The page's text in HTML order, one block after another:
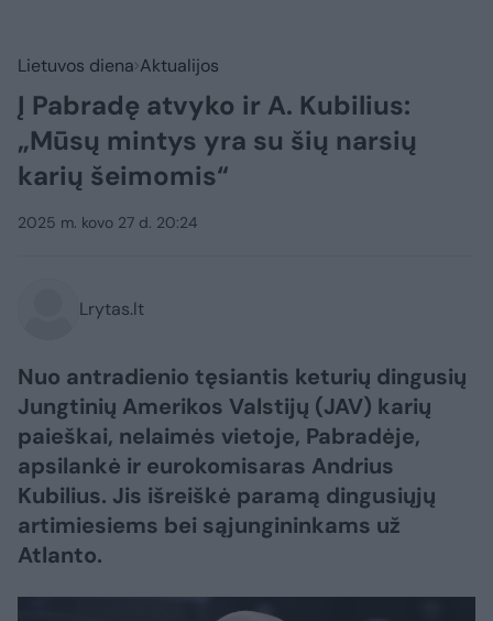
Lietuvos diena Aktualijos
Į Pabradę atvyko ir A. Kubilius:
„Mūsų mintys yra su šių narsių
karių šeimomis“
2025 m. kovo 27 d. 20:24
Lrytas.lt
Nuo antradienio tęsiantis keturių dingusių
Jungtinių Amerikos Valstijų (JAV) karių
paieškai, nelaimės vietoje, Pabradėje,
apsilankė ir eurokomisaras Andrius
Kubilius. Jis išreiškė paramą dingusiųjų
artimiesiems bei sąjungininkams už
Atlanto.